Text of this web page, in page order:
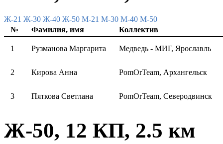
Ж-21 Ж-30 Ж-40 Ж-50 М-21 М-30 М-40 М-50
№
Фамилия, имя Коллектив
1 Рузманова Маргарита Медведь - МИГ, Ярославль
2 Кирова Анна PomOrTeam, Архангельск
3 Пяткова Светлана PomOrTeam, Северодвинск
Ж-50, 12 КП, 2.5 км